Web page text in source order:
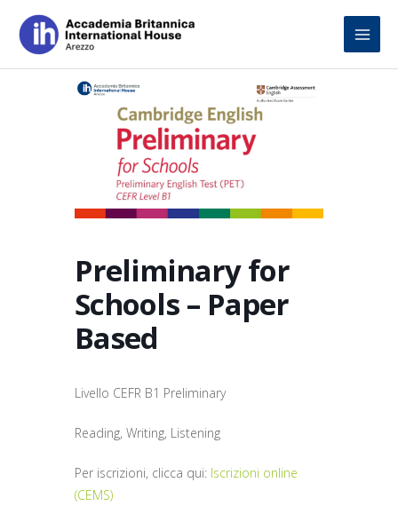
content
Preliminary for
Schools – Paper
Based
Livello CEFR B1 Preliminary
Reading, Writing, Listening
Per iscrizioni, clicca qui: Iscrizioni online
(CEMS)